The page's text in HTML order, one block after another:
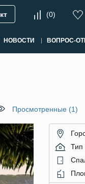
(0)
НОВОСТИ ВОПРОС-
Просмотренные (1)
Тип